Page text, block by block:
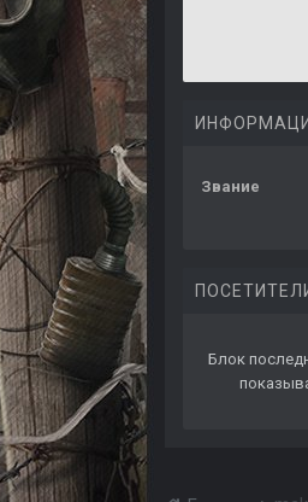
Звание
Блок